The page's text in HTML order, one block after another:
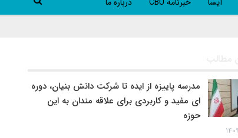
مطالب
مدرسه پاییزه از ایده تا شرکت دانش بنیان، دوره
ای مفید و کاربردی برای علاقه مندان به این
حوزه